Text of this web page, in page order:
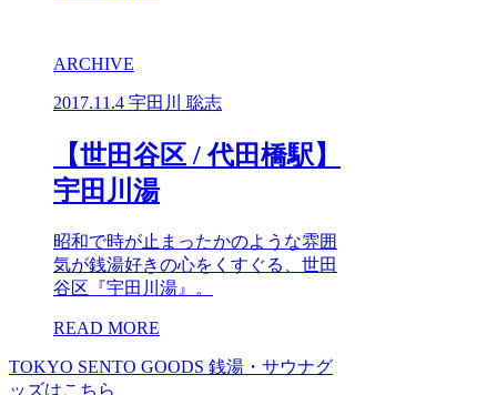
ARCHIVE
2017.11.4 宇田川 聡志
【世田谷区 / 代田橋駅】
宇田川湯
昭和で時が止まったかのような雰囲
気が銭湯好きの心をくすぐる、世田
谷区『宇田川湯』。
READ MORE
TOKYO SENTO GOODS 銭湯・サウナグ
ッズはこちら